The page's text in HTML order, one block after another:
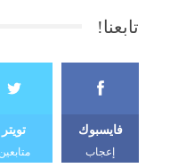
تابعنا!
فايسبوك
إعجاب
تويتر
متابعين